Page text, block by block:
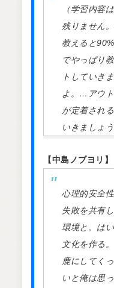
（学習内容
残りません
教えると
でやっぱり
トしていき
よ。…アウ
が定着され
いきましょう
【中島ノブヨリ
心理的安全
失敗を共有
環境と。は
文化を作る
鹿にしてく
いと俺は思